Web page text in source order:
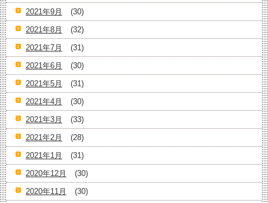
2021年9月
(30)
2021年8月
(32)
2021年7月
(31)
2021年6月
(30)
2021年5月
(31)
2021年4月
(30)
2021年3月
(33)
2021年2月
(28)
2021年1月
(31)
2020年12月
(30)
2020年11月
(30)